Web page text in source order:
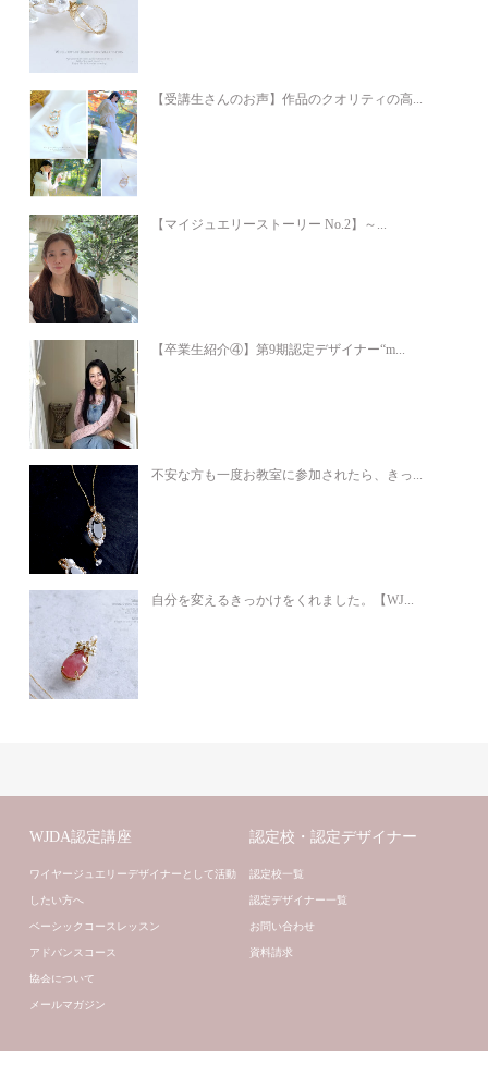
【受講生さんのお声】作品のクオリティの高...
【マイジュエリーストーリー No.2】～...
【卒業生紹介④】第9期認定デザイナー“m...
不安な方も一度お教室に参加されたら、きっ...
自分を変えるきっかけをくれました。【WJ...
WJDA認定講座
ワイヤージュエリーデザイナーとして活動
したい方へ
ベーシックコースレッスン
アドバンスコース
協会について
メールマガジン
認定校・認定デザイナー
認定校一覧
認定デザイナー一覧
お問い合わせ
資料請求